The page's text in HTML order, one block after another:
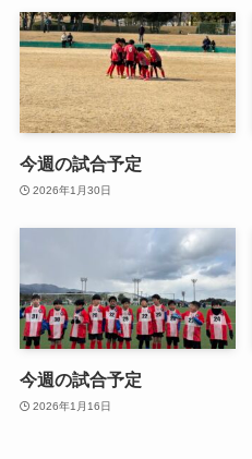
今週の試合予定
2026年1月30日
今週の試合予定
2026年1月16日